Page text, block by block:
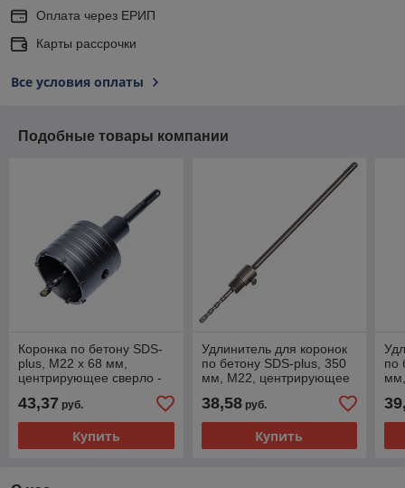
Оплата через ЕРИП
Карты рассрочки
Все условия оплаты
Подобные товары компании
Коронка по бетону SDS-
plus, М22 х 68 мм,
центрирующее сверло -
43,37 руб.
Купить
Удлинитель для коронок
по бетону SDS-plus, 350
мм, М22, центрирующее
38,58руб.
Купить
по